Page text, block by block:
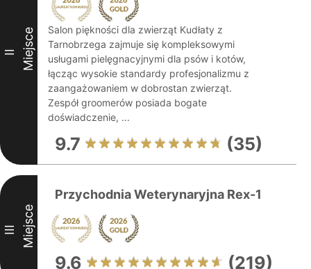
II Miejsce
Salon piękności dla zwierząt Kudłaty z
Tarnobrzega zajmuje się kompleksowymi
usługami pielęgnacyjnymi dla psów i kotów,
łącząc wysokie standardy profesjonalizmu z
zaangażowaniem w dobrostan zwierząt.
Zespół groomerów posiada bogate
doświadczenie, ...
9.7 (35)
III Miejsce
Przychodnia Weterynaryjna Rex-1
9.6 (219)